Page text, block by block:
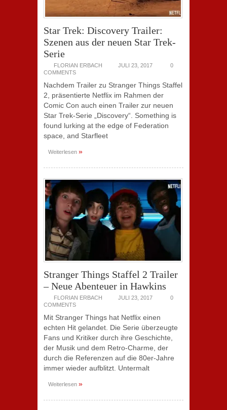
Star Trek: Discovery Trailer:
Szenen aus der neuen Star Trek-
Serie
FLORIAN ERBACH JULI 23, 2017
0
COMMENTS
Nachdem Trailer zu Stranger Things Staffel
2, präsentierte Netflix im Rahmen der
Comic Con auch einen Trailer zur neuen
Star Trek-Serie „Discovery“. Something is
found lurking at the edge of Federation
space, and Starfleet
Weiterlesen »
Stranger Things Staffel 2 Trailer
– Neue Abenteuer in Hawkins
FLORIAN ERBACH JULI 23, 2017
0
COMMENTS
Mit Stranger Things hat Netflix einen
echten Hit gelandet. Die Serie überzeugte
Fans und Kritiker durch ihre Geschichte,
der Musik und dem Retro-Charme, der
durch die Referenzen auf die 80er-Jahre
immer wieder aufblitzt. Untermalt
Weiterlesen »